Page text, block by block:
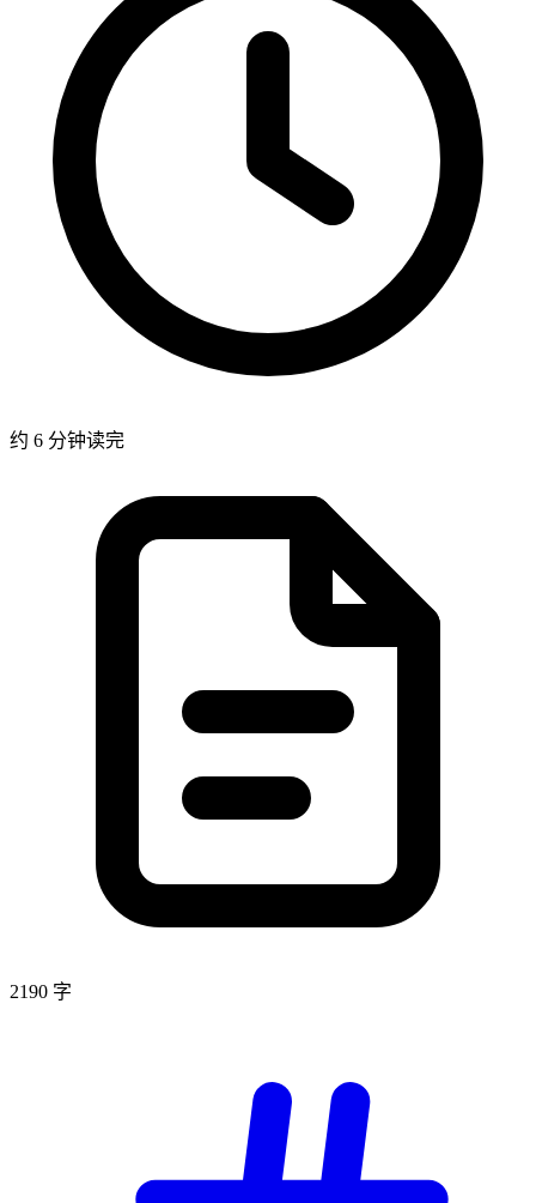
约 6 分钟读完
2190 字